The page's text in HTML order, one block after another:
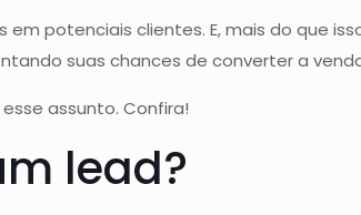
potenciais clientes. E, mais do que
suas chances de converter a
assunto. Confira!
lead?